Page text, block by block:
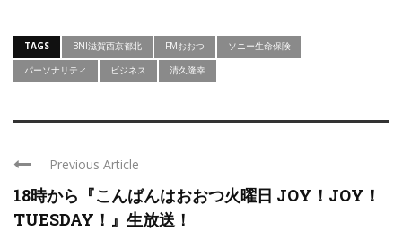
TAGS BNI滋賀西京都北 FMおおつ
ソニー生命保険
パーソナリティ
ビジネス 清久隆幸
Previous Article
18時から『こんばんはおおつ火曜日 JOY！JOY！
TUESDAY！』生放送！